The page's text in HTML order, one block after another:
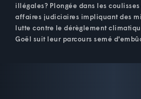
illégales? Plongée dans les
affaires judiciaires impliquant des
lutte contre le dérèglement
Goël suit leur parcours semé